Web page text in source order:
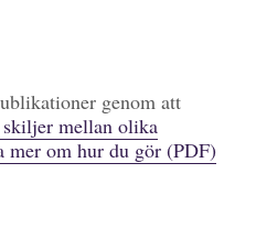
genom att
mellan olika
mer om hur du gör (PDF)